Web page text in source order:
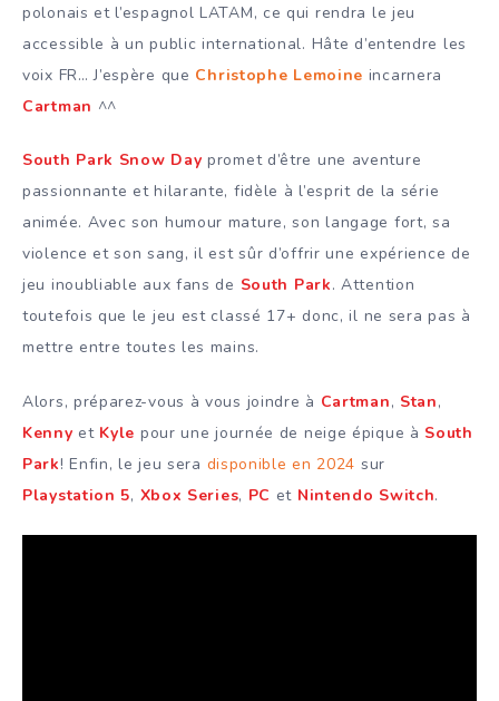
polonais et l’espagnol LATAM, ce qui rendra le jeu
accessible à un public international. Hâte d’entendre les
voix FR… J’espère que Christophe Lemoine incarnera
Cartman ^^
South Park Snow Day promet d’être une aventure
passionnante et hilarante, fidèle à l’esprit de la série
animée. Avec son humour mature, son langage fort, sa
violence et son sang, il est sûr d’offrir une expérience de
jeu inoubliable aux fans de South Park. Attention
toutefois que le jeu est classé 17+ donc, il ne sera pas à
mettre entre toutes les mains.
Alors, préparez-vous à vous joindre à Cartman, Stan,
Kenny et Kyle pour une journée de neige épique à South
Park! Enfin, le jeu sera disponible en 2024 sur
Playstation 5, Xbox Series, PC et Nintendo Switch.